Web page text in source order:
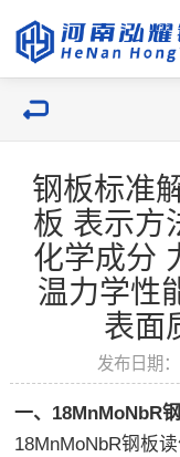
钢板标准
板 表示方
化学成分
温力学性
表面
发布日期
一、18MnMoNbR
18MnMoNbR钢板